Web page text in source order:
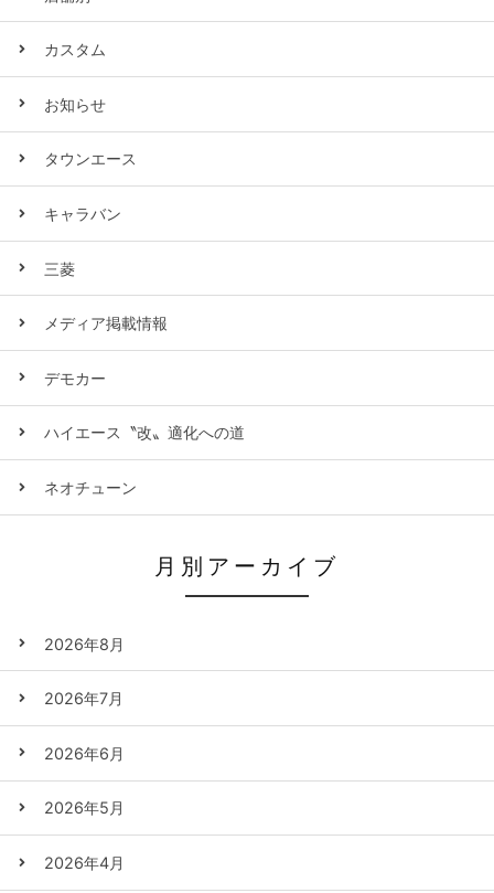
カスタム
お知らせ
タウンエース
キャラバン
三菱
メディア掲載情報
デモカー
ハイエース〝改〟適化への道
ネオチューン
月別アーカイブ
2026年8月
2026年7月
2026年6月
2026年5月
2026年4月